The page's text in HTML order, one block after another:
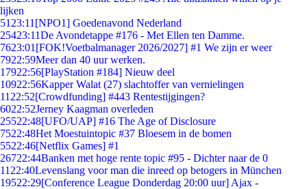
lijken
51 23:11 [NPO1] Goedenavond Nederland
25423:11De Avondetappe #176 - Met Ellen ten Damme.
7623:01 [FOK!Voetbalmanager 2026/2027] #1 We zijn er weer
7922:59Meer dan 40 uur werken.
17922:56[PlayStation #184] Nieuw deel
10922:56Kapper Walat (27) slachtoffer van vernielingen
11 22:52[Crowdfunding] #443 Rentestijgingen?
6022:52Jerney Kaagman overleden
25522:48[UFO/UAP] #16 The Age of Disclosure
7522:48Het Moestuintopic #37 Bloesem in de bomen
5522:46[Netflix Games] #1
26722:44Banken met hoge rente topic #95 - Dichter naar de 0
11 22:40Levenslang voor man die inreed op betogers in München
19522:29[Conference League Donderdag 20:00 uur] Ajax -